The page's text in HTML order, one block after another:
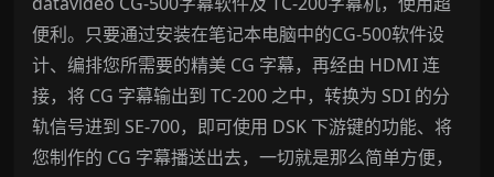
便利。只要通过安装在笔记本电脑中的CG-500软件设
计、编排您所需要的精美 CG 字幕，再经由 HDMI 连
接，将 CG 字幕输出到 TC-200 之中，转换为 SDI 的分
轨信号进到 SE-700，即可使用 DSK 下游键的功能、将
您制作的 CG 字幕播送出去，一切就是那么简单方便，